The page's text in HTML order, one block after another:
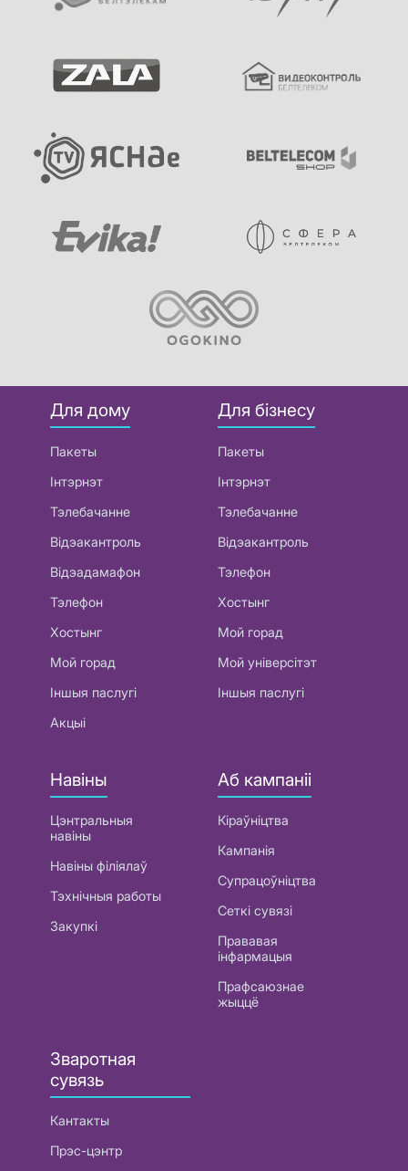
Для дому
Пакеты
Інтэрнэт
Тэлебачанне
Відэакантроль
Відэадамафон
Тэлефон
Хостынг
Мой горад
Іншыя паслугі
Акцыі
Для бізнесу
Пакеты
Інтэрнэт
Тэлебачанне
Відэакантроль
Тэлефон
Хостынг
Мой горад
Мой універсітэт
Іншыя паслугі
Навіны
Цэнтральныя
навіны
Навіны філіялаў
Тэхнічныя работы
Закупкі
Аб кампаніі
Кіраўніцтва
Кампанія
Супрацоўніцтва
Сеткі сувязі
Прававая
інфармацыя
Прафсаюзнае
жыццё
Зваротная
сувязь
Кантакты
Прэс-цэнтр